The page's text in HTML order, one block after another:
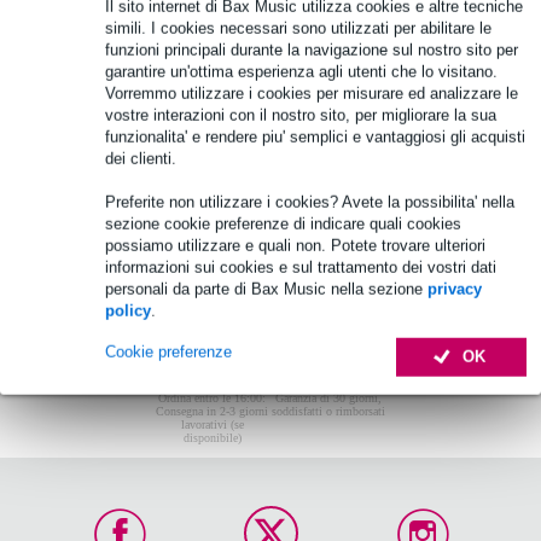
Il sito internet di Bax Music utilizza cookies e altre tecniche
simili. I cookies necessari sono utilizzati per abilitare le
funzioni principali durante la navigazione sul nostro sito per
garantire un'ottima esperienza agli utenti che lo visitano.
Vorremmo utilizzare i cookies per misurare ed analizzare le
vostre interazioni con il nostro sito, per migliorare la sua
funzionalita' e rendere piu' semplici e vantaggiosi gli acquisti
dei clienti.
Preferite non utilizzare i cookies? Avete la possibilita' nella
sezione cookie preferenze di indicare quali cookies
possiamo utilizzare e quali non. Potete trovare ulteriori
informazioni sui cookies e sul trattamento dei vostri dati
personali da parte di Bax Music nella sezione privacy
policy.
OK
Cookie preferenze
Non sono stati trovati articoli.
Ordina entro le 16:00:
Consegna in 2-3 giorni
lavorativi (se
disponibile)
Garanzia di 30 giorni,
soddisfatti o rimborsati